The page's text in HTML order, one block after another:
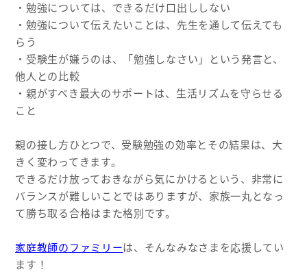
・勉強については、できるだけ口出ししない
・勉強について伝えたいことは、先生を通して伝えても
らう
・受験生が嫌うのは、「勉強しなさい」という発言と、
他人との比較
・親がすべき最大のサポートは、生活リズムを守らせる
こと
親の接し方ひとつで、受験勉強の効率とその結果は、大
きく変わってきます。
できるだけ放っておきながら気にかけるという、非常に
バランスが難しいことではありますが、家族一丸となっ
て勝ち取る合格はまた格別です。
家庭教師のファミリーは、そんなみなさまを応援してい
ます！